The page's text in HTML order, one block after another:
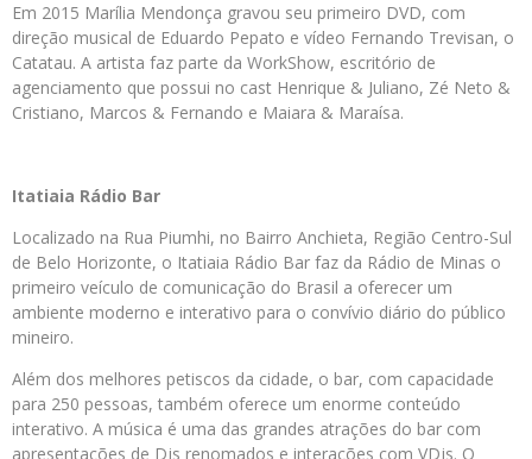
Em 2015 Marília Mendonça gravou seu primeiro DVD, com
direção musical de Eduardo Pepato e vídeo Fernando Trevisan, o
Catatau. A artista faz parte da WorkShow, escritório de
agenciamento que possui no cast Henrique & Juliano, Zé Neto &
Cristiano, Marcos & Fernando e Maiara & Maraísa.
Itatiaia Rádio Bar
Localizado na Rua Piumhi, no Bairro Anchieta, Região Centro-Sul
de Belo Horizonte, o Itatiaia Rádio Bar faz da Rádio de Minas o
primeiro veículo de comunicação do Brasil a oferecer um
ambiente moderno e interativo para o convívio diário do público
mineiro.
Além dos melhores petiscos da cidade, o bar, com capacidade
para 250 pessoas, também oferece um enorme conteúdo
interativo. A música é uma das grandes atrações do bar com
apresentações de Djs renomados e interações com VDjs. O